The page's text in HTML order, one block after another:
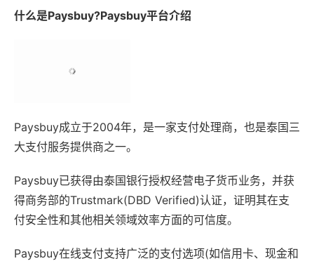
什么是Paysbuy?Paysbuy平台介绍
Paysbuy成立于2004年，是一家支付处理商，也是泰国三
大支付服务提供商之一。
Paysbuy已获得由泰国银行授权经营电子货币业务，并获
得商务部的Trustmark(DBD Verified)认证，证明其在支
付安全性和其他相关领域效率方面的可信度。
Paysbuy在线支付支持广泛的支付选项(如信用卡、现金和